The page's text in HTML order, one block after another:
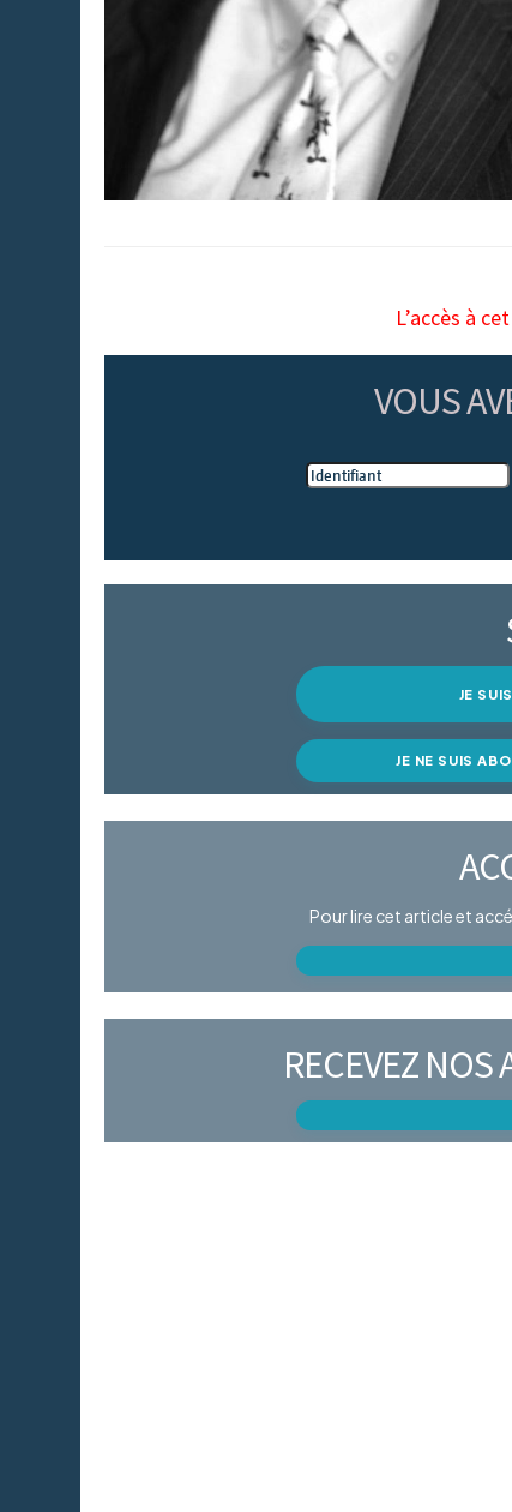
L’accès à
VOUS
JE
JE NE SUIS
Pour lire cet article et
RECEVEZ NOS